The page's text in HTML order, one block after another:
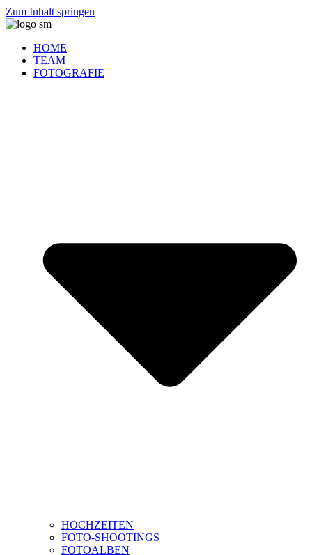
Zum Inhalt springen
HOME
TEAM
FOTOGRAFIE
HOCHZEITEN
FOTO-SHOOTINGS
FOTOALBEN